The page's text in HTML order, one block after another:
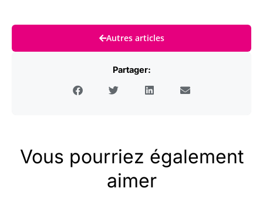
Autres articles
Partager:
Vous pourriez également
aimer